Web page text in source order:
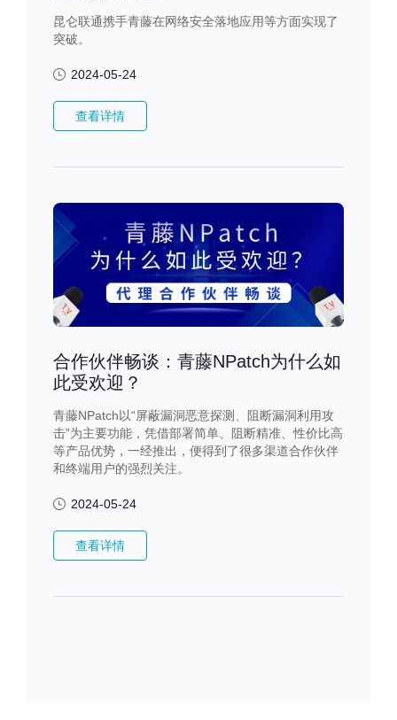
昆仑联通携手青藤在网络安全落地应用等方面实现了
突破。
2024-05-24
查看详情
合作伙伴畅谈：青藤NPatch为什么如
此受欢迎？
青藤NPatch以“屏蔽漏洞恶意探测、阻断漏洞利用攻
击”为主要功能，凭借部署简单、阻断精准、性价比高
等产品优势，一经推出，便得到了很多渠道合作伙伴
和终端用户的强烈关注。
2024-05-24
查看详情